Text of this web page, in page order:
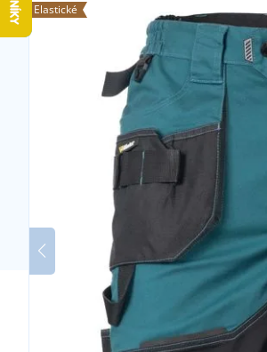
Elastické